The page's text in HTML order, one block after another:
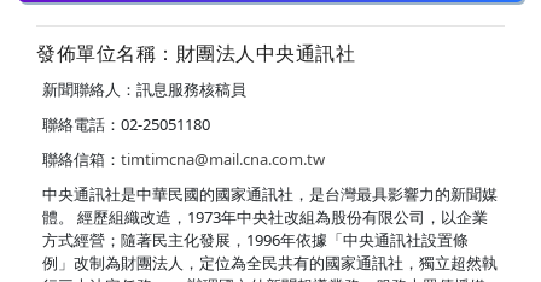
發佈單位名稱：財團法人中央通訊社
新聞聯絡人：訊息服務核稿員
聯絡電話：02-25051180
聯絡信箱： timtimcna@mail.cna.com.tw
中央通訊社是中華民國的國家通訊社，是台灣最具影響力的新聞媒
體。 經歷組織改造，1973年中央社改組為股份有限公司，以企業
方式經營；隨著民主化發展，1996年依據「中央通訊社設置條
例」改制為財團法人，定位為全民共有的國家通訊社，獨立超然執